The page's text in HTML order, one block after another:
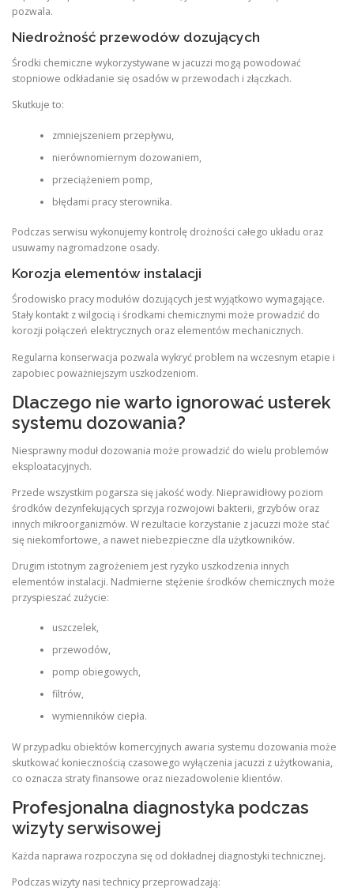
pozwala.
Niedrożność przewodów dozujących
Środki chemiczne wykorzystywane w jacuzzi mogą powodować
stopniowe odkładanie się osadów w przewodach i złączkach.
Skutkuje to:
zmniejszeniem przepływu,
nierównomiernym dozowaniem,
przeciążeniem pomp,
błędami pracy sterownika.
Podczas serwisu wykonujemy kontrolę drożności całego układu oraz
usuwamy nagromadzone osady.
Korozja elementów instalacji
Środowisko pracy modułów dozujących jest wyjątkowo wymagające.
Stały kontakt z wilgocią i środkami chemicznymi może prowadzić do
korozji połączeń elektrycznych oraz elementów mechanicznych.
Regularna konserwacja pozwala wykryć problem na wczesnym etapie i
zapobiec poważniejszym uszkodzeniom.
Dlaczego nie warto ignorować usterek
systemu dozowania?
Niesprawny moduł dozowania może prowadzić do wielu problemów
eksploatacyjnych.
Przede wszystkim pogarsza się jakość wody. Nieprawidłowy poziom
środków dezynfekujących sprzyja rozwojowi bakterii, grzybów oraz
innych mikroorganizmów. W rezultacie korzystanie z jacuzzi może stać
się niekomfortowe, a nawet niebezpieczne dla użytkowników.
Drugim istotnym zagrożeniem jest ryzyko uszkodzenia innych
elementów instalacji. Nadmierne stężenie środków chemicznych może
przyspieszać zużycie:
uszczelek,
przewodów,
pomp obiegowych,
filtrów,
wymienników ciepła.
W przypadku obiektów komercyjnych awaria systemu dozowania może
skutkować koniecznością czasowego wyłączenia jacuzzi z użytkowania,
co oznacza straty finansowe oraz niezadowolenie klientów.
Profesjonalna diagnostyka podczas
wizyty serwisowej
Każda naprawa rozpoczyna się od dokładnej diagnostyki technicznej.
Podczas wizyty nasi technicy przeprowadzają: